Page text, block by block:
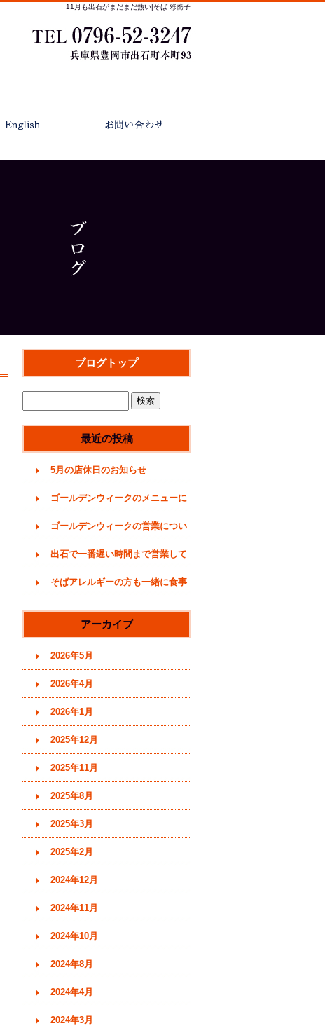
11月も出石がまだまだ熱い|そば 彩蕎子
ブログトップ
最近の投稿
5月の店休日のお知らせ
ゴールデンウィークのメニューに
ついて(2026年)
ゴールデンウィークの営業につい
て(2026年4月29日)
出石で一番遅い時間まで営業して
いるそば屋(〜20時まで)
そばアレルギーの方も一緒に食事
をどうぞ (うどんメニューありま
す)
アーカイブ
2026年5月
2026年4月
2026年1月
2025年12月
2025年11月
2025年8月
2025年3月
2025年2月
2024年12月
2024年11月
2024年10月
2024年8月
2024年4月
2024年3月